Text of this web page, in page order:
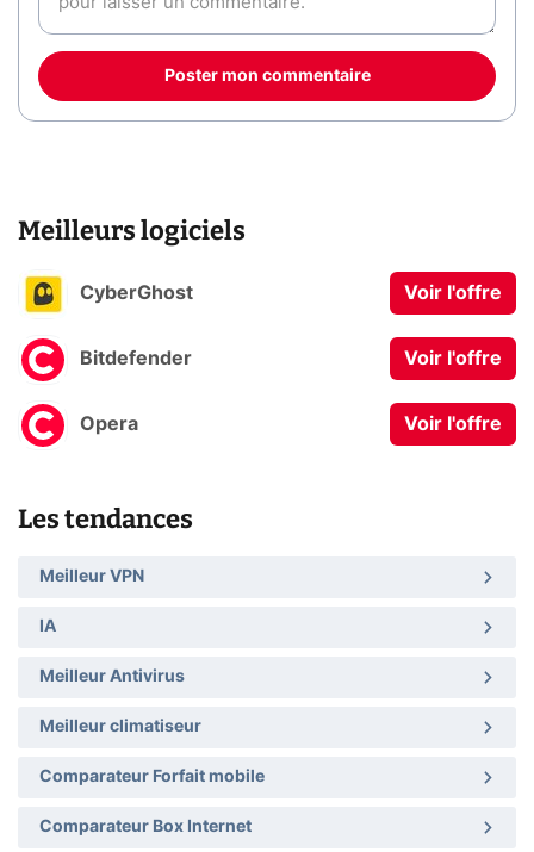
Poster mon commentaire
Meilleurs logiciels
CyberGhost Voir l'offre
Bitdefender Voir l'offre
Opera Voir l'offre
Les tendances
Meilleur VPN
IA
Meilleur Antivirus
Meilleur climatiseur
Comparateur Forfait mobile
Comparateur Box Internet